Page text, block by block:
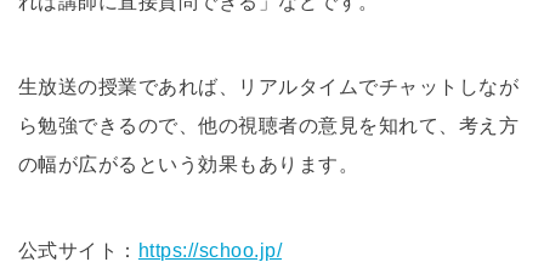
生放送の授業であれば、リアルタイムでチャットしなが
ら勉強できるので、他の視聴者の意見を知れて、考え方
の幅が広がるという効果もあります。
公式サイト： https://schoo.jp/